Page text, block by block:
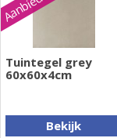
Tuintegel grey
60x60x4cm
Bekijk